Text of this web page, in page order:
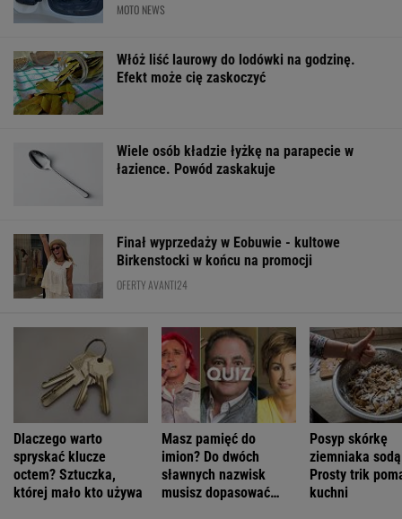
MOTO NEWS
Włóż liść laurowy do lodówki na godzinę.
Efekt może cię zaskoczyć
Wiele osób kładzie łyżkę na parapecie w
łazience. Powód zaskakuje
Finał wyprzedaży w Eobuwie - kultowe
Birkenstocki w końcu na promocji
OFERTY AVANTI24
Dlaczego warto
spryskać klucze
octem? Sztuczka,
której mało kto używa
Masz pamięć do
imion? Do dwóch
sławnych nazwisk
musisz dopasować
Posyp skórkę
ziemniaka
Prosty trik
kuchni